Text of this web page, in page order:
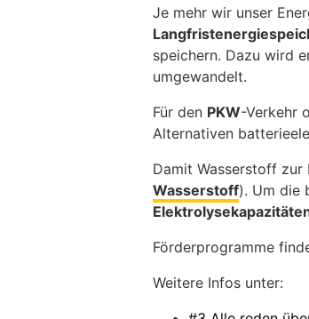
Je mehr wir unser
speichern. Dazu wird
umgewandelt.
Für den PKW-Verkehr
Alternativen
Damit Wasserstoff
Wasserstoff). Um die
Förderprogramme
Weitere Infos unter: